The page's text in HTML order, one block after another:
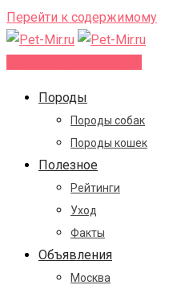
Перейти к содержимому
Породы
Породы собак
Породы кошек
Полезное
Рейтинги
Уход
Факты
Объявления
Москва